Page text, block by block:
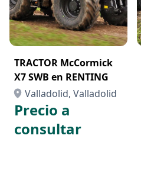
TRACTOR McCormick
X7 SWB en RENTING
Valladolid, Valladolid
Precio a
consultar